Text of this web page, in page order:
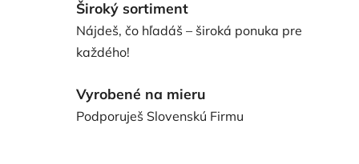
Široký sortiment
Nájdeš, čo hľadáš – široká ponuka pre
každého!
Vyrobené na mieru
Podporuješ Slovenskú Firmu